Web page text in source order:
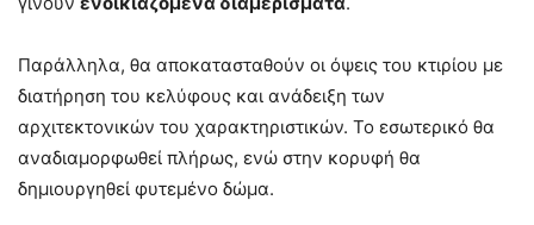
Παράλληλα, θα αποκατασταθούν οι όψεις του κτιρίου με
διατήρηση του κελύφους και ανάδειξη των
αρχιτεκτονικών του χαρακτηριστικών. Το εσωτερικό θα
αναδιαμορφωθεί πλήρως, ενώ στην κορυφή θα
δημιουργηθεί φυτεμένο δώμα.